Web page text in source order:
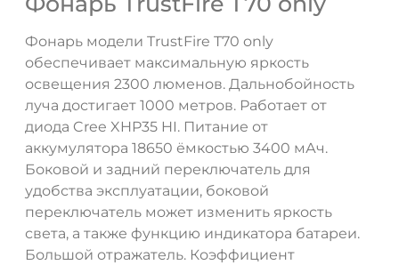
Фонарь модели TrustFire T70 only
обеспечивает максимальную яркость
освещения 2300 люменов. Дальнобойность
луча достигает 1000 метров. Работает от
диода Cree XHP35 HI. Питание от
аккумулятора 18650 ёмкостью 3400 мАч.
Боковой и задний переключатель для
удобства эксплуатации, боковой
переключатель может изменить яркость
света, а также функцию индикатора батареи.
Большой отражатель. Коэффициент